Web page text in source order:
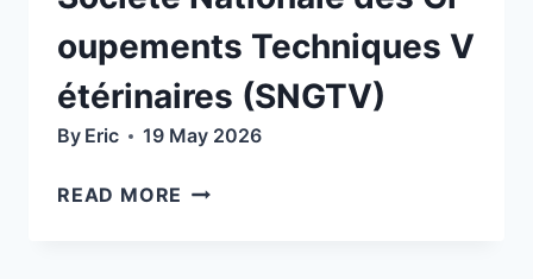
oupements Techniques V
étérinaires (SNGTV)
By Eric 19 May 2026
READ MORE LA